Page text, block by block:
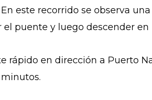
este recorrido se observa
puente y luego descender en
rápido en dirección a Puerto